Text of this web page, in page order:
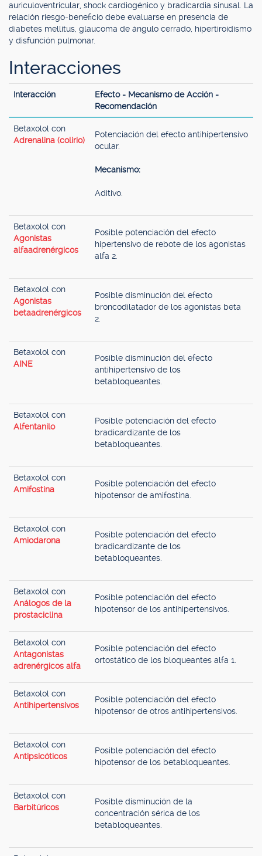
auriculoventricular, shock cardiogénico y bradicardia sinusal. La
relación riesgo-beneficio debe evaluarse en presencia de
diabetes mellitus, glaucoma de ángulo cerrado, hipertiroidismo
y disfunción pulmonar.
Interacciones
Interacción
Efecto - Mecanismo de Acción -
Recomendación
Betaxolol con
Adrenalina (colirio)
Potenciación del efecto antihipertensivo
ocular.
Mecanismo:
Aditivo.
Betaxolol con
Agonistas
alfaadrenérgicos
Posible potenciación del efecto
hipertensivo de rebote de los agonistas
alfa 2.
Betaxolol con
Agonistas
betaadrenérgicos
Posible disminución del efecto
broncodilatador de los agonistas beta
2.
Betaxolol con
AINE
Posible disminución del efecto
antihipertensivo de los
betabloqueantes.
Betaxolol con
Alfentanilo
Posible potenciación del efecto
bradicardizante de los
betabloqueantes.
Betaxolol con
Amifostina
Posible potenciación del efecto
hipotensor de amifostina.
Betaxolol con
Amiodarona
Posible potenciación del efecto
bradicardizante de los
betabloqueantes.
Betaxolol con
Análogos de la
prostaciclina
Posible potenciación del efecto
hipotensor de los antihipertensivos.
Betaxolol con
Antagonistas
adrenérgicos alfa
Posible potenciación del efecto
ortostático de los bloqueantes alfa 1.
Betaxolol con
Antihipertensivos
Posible potenciación del efecto
hipotensor de otros antihipertensivos.
Betaxolol con
Antipsicóticos
Posible potenciación del efecto
hipotensor de los betabloqueantes.
Betaxolol con
Barbitúricos
Posible disminución de la
concentración sérica de los
betabloqueantes.